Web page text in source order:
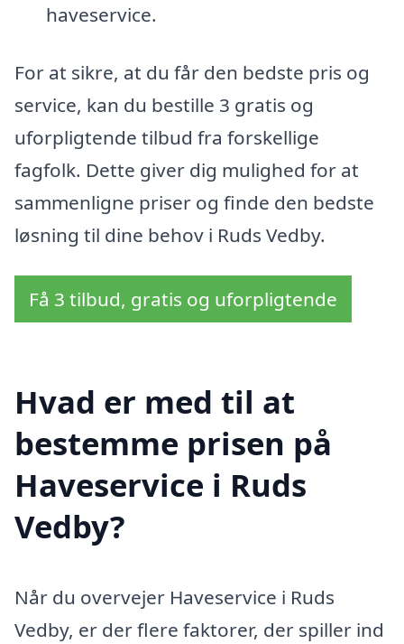
haveservice.
For at sikre, at du får den bedste pris og
service, kan du bestille 3 gratis og
uforpligtende tilbud fra forskellige
fagfolk. Dette giver dig mulighed for at
sammenligne priser og finde den bedste
løsning til dine behov i Ruds Vedby.
Få 3 tilbud, gratis og uforpligtende
Hvad er med til at
bestemme prisen på
Haveservice i Ruds
Vedby?
Når du overvejer Haveservice i Ruds
Vedby, er der flere faktorer, der spiller ind